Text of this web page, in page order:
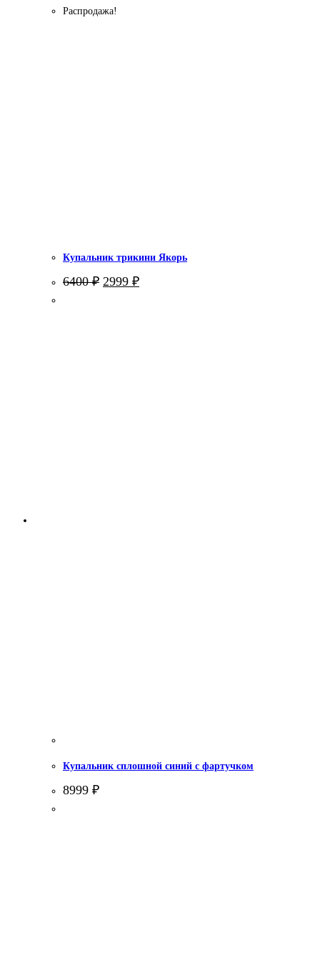
Распродажа!
Купальник трикини Якорь
6400₽ Первоначальная
цена
2999 ₽Текущая
цена:
Купальник сплошной синий с фартучком
8999 ₽